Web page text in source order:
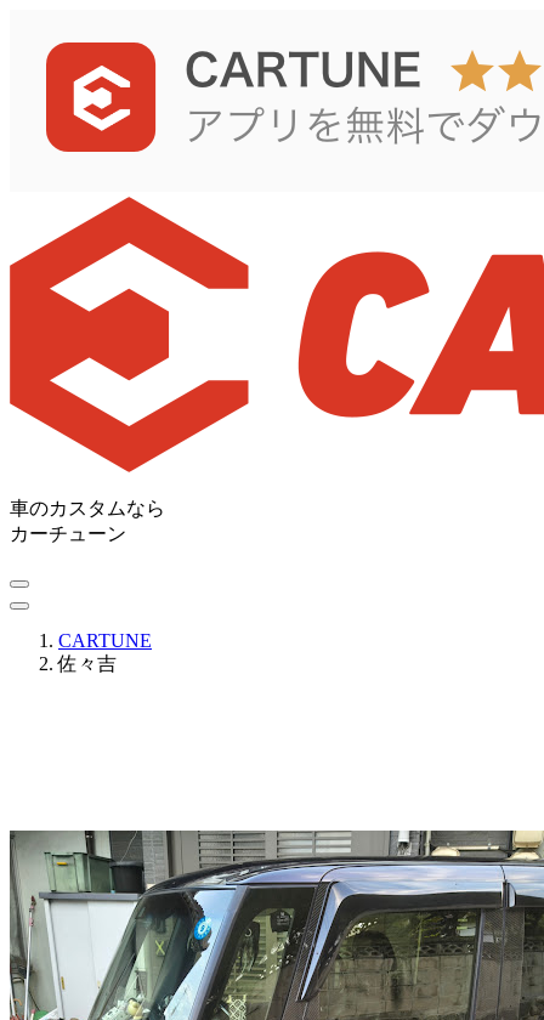
車のカスタムなら
カーチューン
CARTUNE
佐々吉